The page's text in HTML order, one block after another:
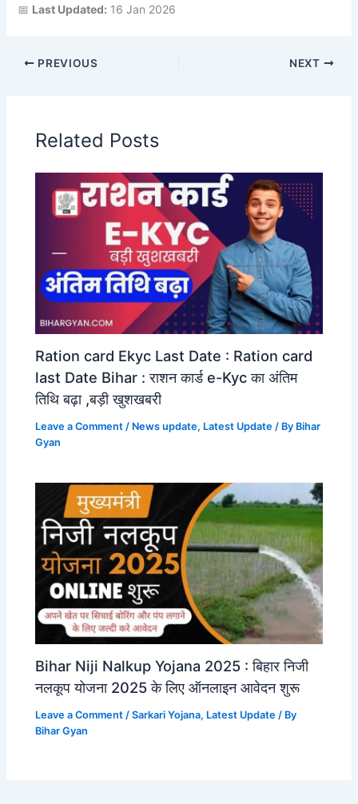
📅 Last Updated: 16 Jan 2026
PREVIOUS NEXT
Related Posts
Ration card Ekyc Last Date : Ration card
last Date Bihar : राशन कार्ड e-Kyc का अंतिम
तिथि बढ़ा ,बड़ी खुशखबरी
Leave a Comment / News update, Latest Update / By Bihar
Gyan
Bihar Niji Nalkup Yojana 2025 : बिहार निजी
नलकूप योजना 2025 के लिए ऑनलाइन आवेदन शुरू
Leave a Comment /Sarkari Yojana, Latest Update / By
Bihar Gyan